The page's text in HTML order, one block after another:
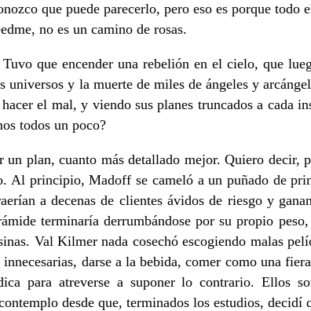
que puede parecerlo, pero eso es porque
no es un camino de rosas.
que encender una rebelión en el cielo, que
y la muerte de miles de ángeles y
el mal, y viendo sus planes truncados a cada
todos un poco?
plan, cuanto más detallado mejor. Quiero decir,
Al principio, Madoff se cameló a un puñado de
a decenas de clientes ávidos de riesgo y
terminaría derrumbándose por su propio
Val Kilmer nada cosechó escogiendo malas
darse a la bebida, comer como una
para atreverse a suponer lo contrario. Ellos
desde que, terminados los estudios, decidí